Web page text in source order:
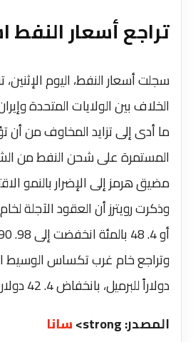
تراجع أسعار النفط
سجلت أسعار النفط، اليوم الإثنين،
الخلاف بين الولايات المتحدة
ما أدى إلى تزايد المخاوف من أن
المستمرة على شحن النفط من
مضيق هرمز إلى الإضرار بالنمو
دولاراً للبرميل، بانخفاض 4. 42 دولارات أو 4. 58 بالمئة.
المصدر: strong>
سانا